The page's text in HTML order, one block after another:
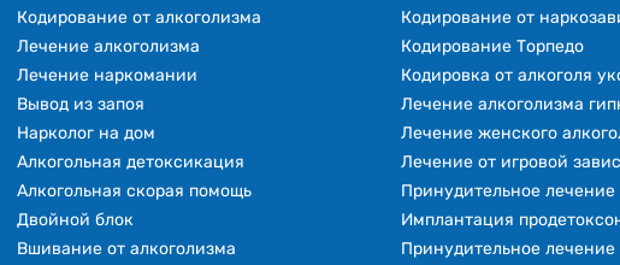
Кодирование от алкоголизма
Лечение алкоголизма
Лечение наркомании
Вывод из запоя
Нарколог на дом
Алкогольная детоксикация
Алкогольная скорая помощь
Двойной блок
Вшивание от алкоголизма
Кодирование от
Кодирование Торпедо
Кодировка от алкоголя
Лечение алкоголизма
Лечение женского
Лечение от игровой
Принудительное лечение
Имплантация
Принудительное